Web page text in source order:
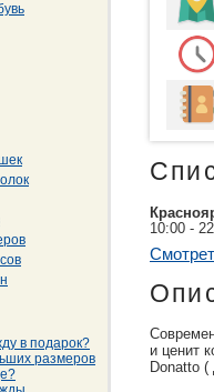
в подарок?
размеров
10:00 -
и ценит
Donatto (